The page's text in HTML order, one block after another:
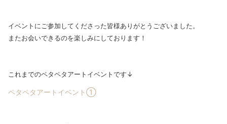
イベントにご参加してくださった皆様ありがとうございました。
またお会いできるのを楽しみにしております！
これまでのペタペタアートイベントです↓
ペタペタアートイベント①